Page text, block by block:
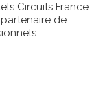
Circuits France
partenaire de